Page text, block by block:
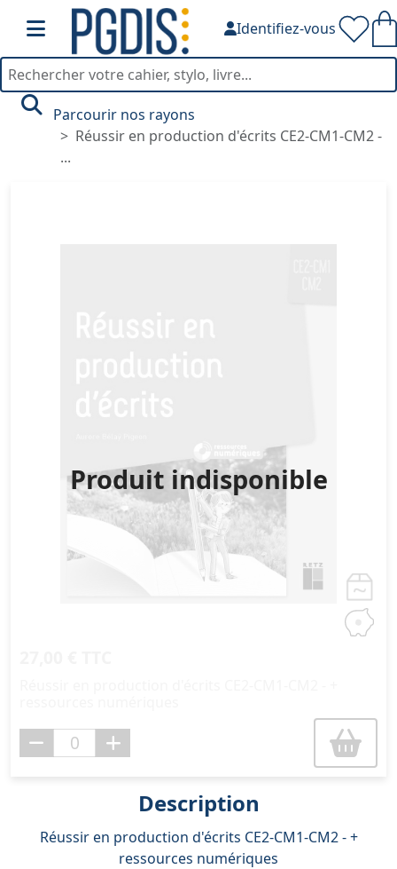
Identifiez-vous
Parcourir nos rayons
Réussir en production d'écrits CE2-CM1-CM2 -
...
Produit indisponible
Description
Réussir en production d'écrits CE2-CM1-CM2 - +
ressources numériques